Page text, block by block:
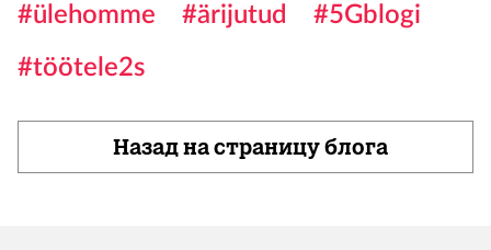
#ülehomme
#ärijutud
#5Gblogi
#töötele2s
Назад на страницу блога